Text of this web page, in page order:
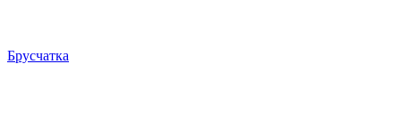
Брусчатка